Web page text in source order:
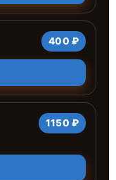
400 ₽
1150 ₽